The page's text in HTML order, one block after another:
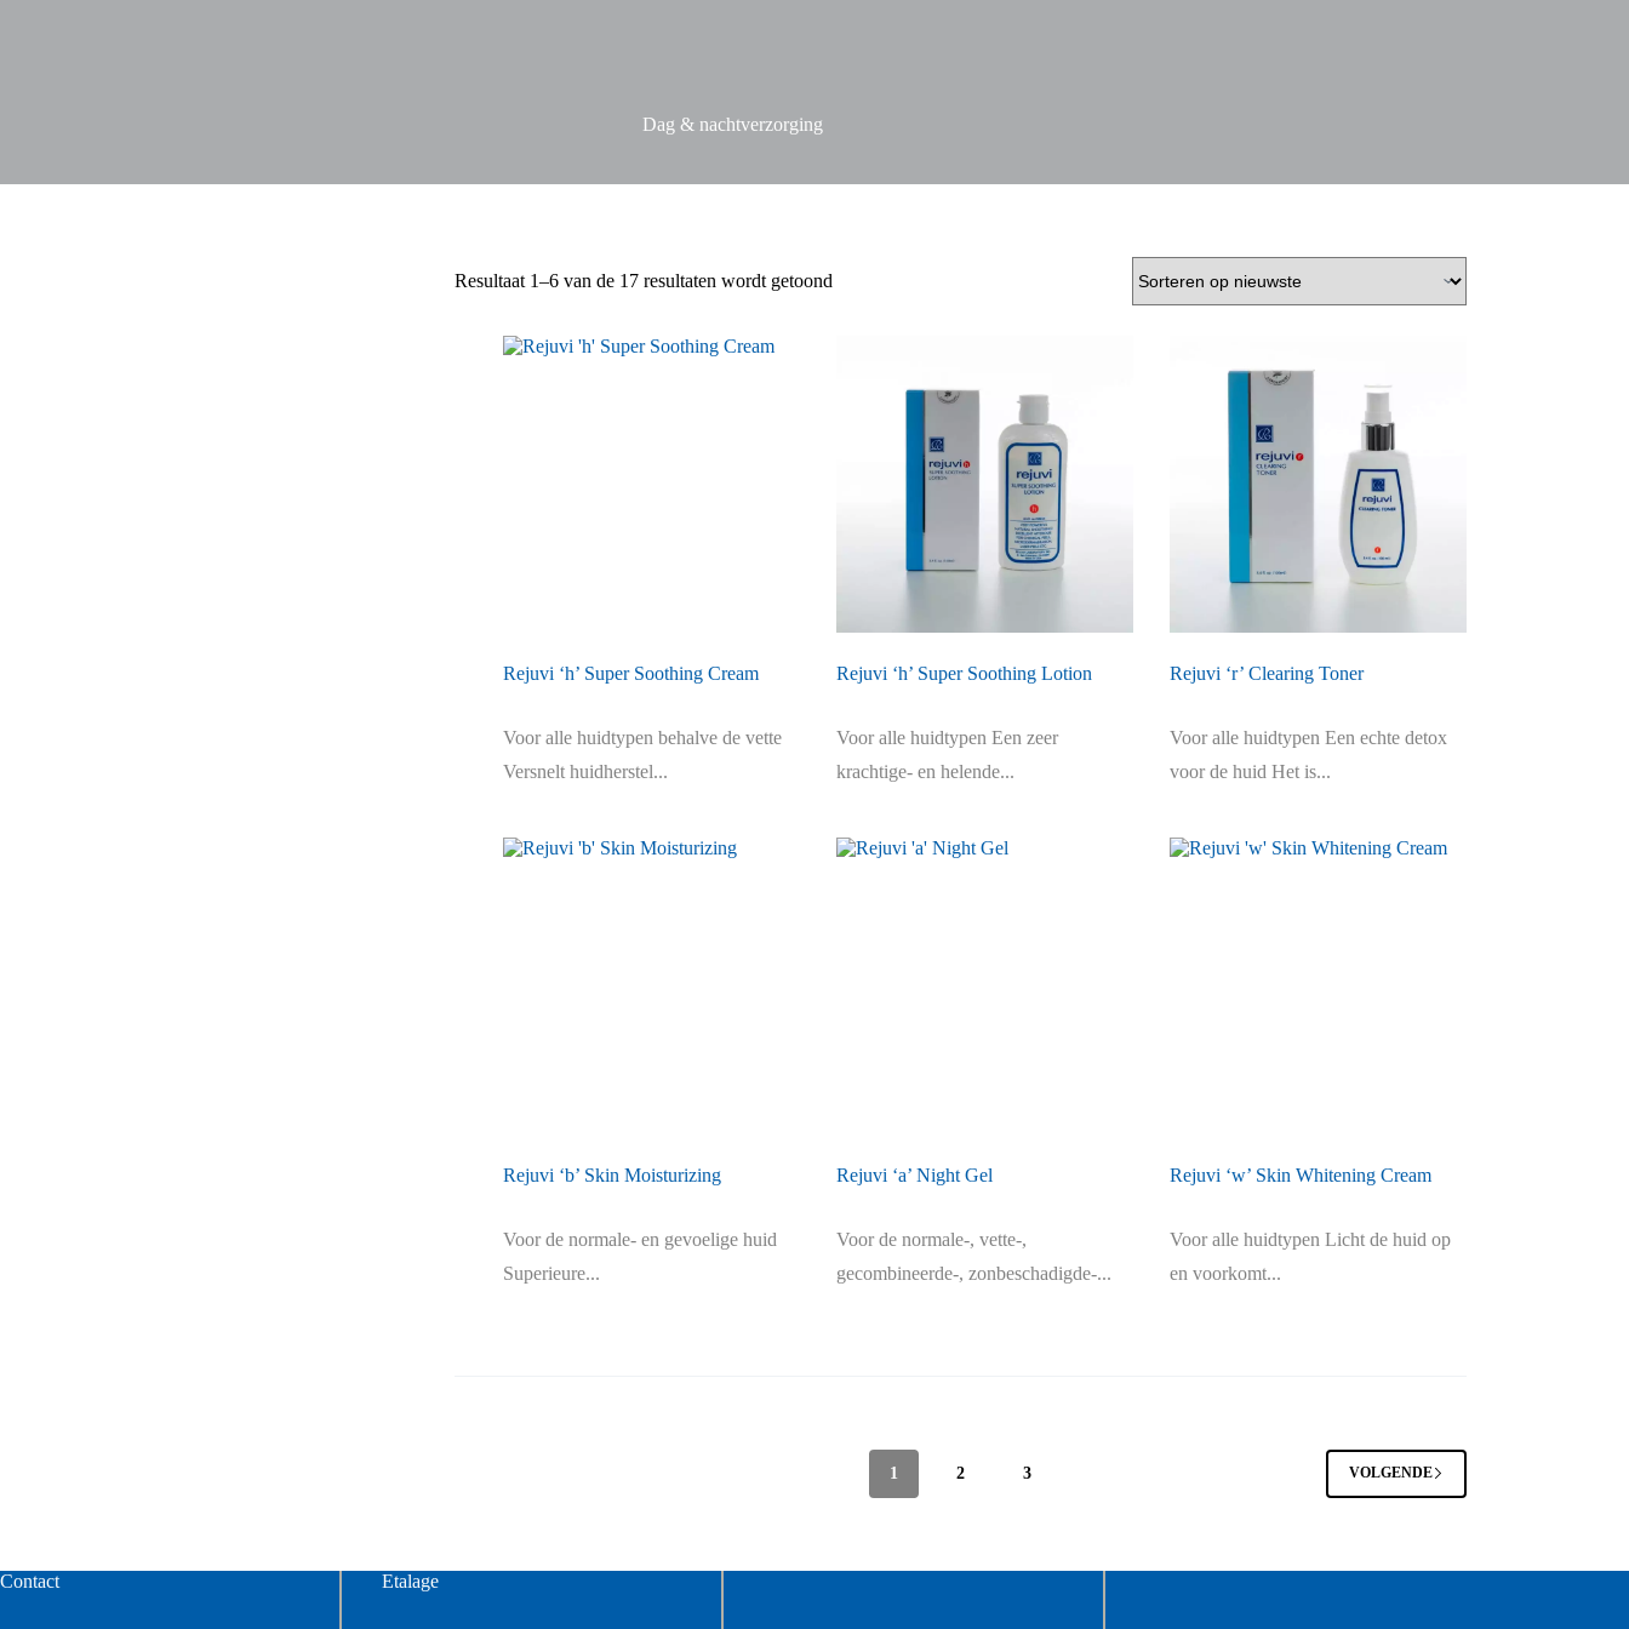
Dag & nachtverzorging
Resultaat 1–6 van de 17 resultaten wordt getoondGesorteerd
Rejuvi ‘h’ Super Soothing Cream
Voor alle huidtypen behalve de vette
Versnelt huidherstel...
Rejuvi ‘h’ Super Soothing Lotion
Voor alle huidtypen Een zeer
krachtige- en helende...
Rejuvi ‘r’ Clearing Toner
Voor alle huidtypen Een echte detox
voor de huid Het is...
Rejuvi ‘b’ Skin Moisturizing
Voor de normale- en gevoelige huid
Superieure...
Rejuvi ‘a’ Night Gel
Voor de normale-, vette-,
gecombineerde-, zonbeschadigde-...
Rejuvi ‘w’ Skin Whitening Cream
Voor alle huidtypen Licht de huid op
en voorkomt...
1 2 3 VOLGENDE
Contact Etalage